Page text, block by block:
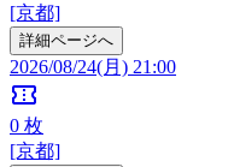
[京都]
詳細ページへ
2026/08/24(月) 21:00
confirmation_number
0 枚
[京都]